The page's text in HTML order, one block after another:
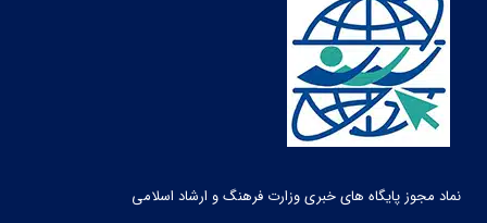
نماد مجوز پایگاه های خبری وزارت فرهنگ و ارشاد اسلامی